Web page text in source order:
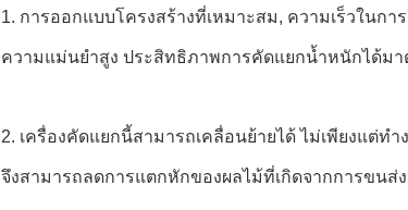
1. การออกแบบโครงสร้างที่เหมาะสม, ความเร็วในก
ความแม่นยำสูง ประสิทธิภาพการคัดแยกน้ำหนักได้มา
2. เครื่องคัดแยกนี้สามารถเคลื่อนย้ายได้ ไม่เพียงแต่ท
จึงสามารถลดการแตกหักของผลไม้ที่เกิดจากการขนส่